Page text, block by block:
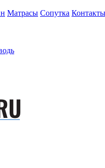
Матрасы Сопутка Контакты